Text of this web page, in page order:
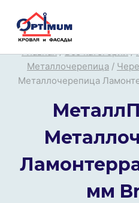
Перейти
Главная / Все категории /
Металлочерепица /
Металлочерепица
мм